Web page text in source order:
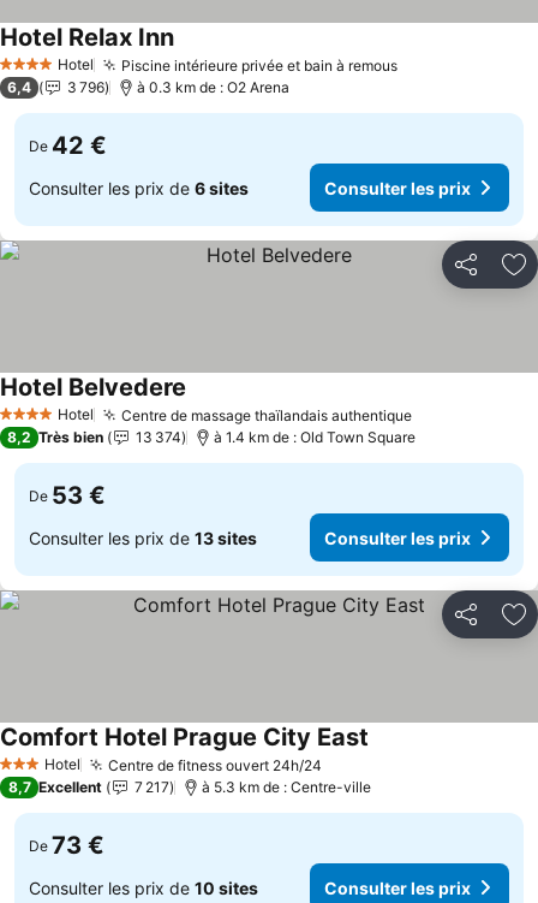
4 Étoiles Hotel Piscine intérieure privée et bain à remousConsulter les
Hotel Relax InnConsulter les prix
6,4 3 796 à 0.3 km de : O2 Arena
De 42 €
Consulter les prix de 6 sites Consulter les prix
Partager
4 Étoiles Hotel Centre de massage thaïlandais authentiqueConsulter les
Hotel Belvedere
8,2 Très bien 13 374 à 1.4 km de : Old Town Square
De 53 €
Consulter les prix de 13 sites Consulter les prix
Partager
3 ÉtoilesHotel Centre de fitness ouvert 24h/24
Comfort Hotel Prague City East
8,7 Excellent 7 217 à 5.3 km de : Centre-ville
De 73 €
Consulter les prix de 10 sites Consulter les prix